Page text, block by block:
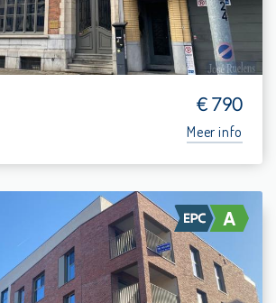
€ 790
Meer info
Verhuurd: Appartement